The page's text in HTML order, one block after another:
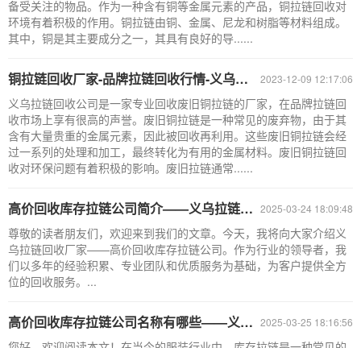
备受关注的物品。作为一种含有铜等金属元素的产品，铜拉链回收对
环境有着积极的作用。铜拉链由铜、金属、尼龙和树脂等材料组成。
其中，铜是其主要成分之一，其具有良好的导......
2023-12-09 12:17:06
铜拉链回收厂家-品牌拉链回收行情-义乌拉链回收公司
义乌拉链回收公司是一家专业回收废旧铜拉链的厂家，在品牌拉链回
收市场上享有很高的声誉。废旧铜拉链是一种常见的废弃物，由于其
含有大量贵重的金属元素，因此被回收再利用。这些废旧铜拉链会经
过一系列的处理和加工，最终转化为有用的金属材料。废旧铜拉链回
收对环保问题有着积极的影响。废旧拉链通常......
2025-03-24 18:09:48
高价回收库存拉链公司简介——义乌拉链回收厂家
尊敬的读者朋友们，欢迎来到我们的文章。今天，我将向大家介绍义
乌拉链回收厂家——高价回收库存拉链公司。作为行业的领导者，我
们以多年的经验积累、专业团队和优质服务为基础，为客户提供全方
位的回收服务。...
2025-03-25 18:16:56
高价回收库存拉链公司名称有哪些——义乌拉链回收厂家